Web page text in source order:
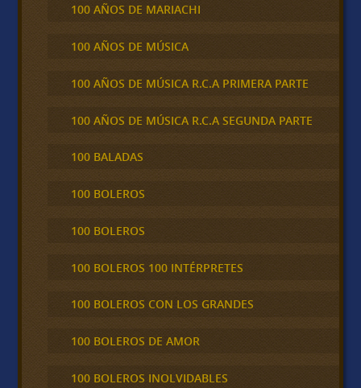
100 AÑOS DE MARIACHI
100 AÑOS DE MÚSICA
100 AÑOS DE MÚSICA R.C.A PRIMERA PARTE
100 AÑOS DE MÚSICA R.C.A SEGUNDA PARTE
100 BALADAS
100 BOLEROS
100 BOLEROS
100 BOLEROS 100 INTÉRPRETES
100 BOLEROS CON LOS GRANDES
100 BOLEROS DE AMOR
100 BOLEROS INOLVIDABLES